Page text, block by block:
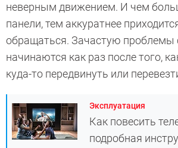
неверным движением. И чем
панели, тем аккуратнее
обращаться. Зачастую проблемы
начинаются как раз после того,
куда-то передвинуть или
Эксплуатация
Как повесить
подробная